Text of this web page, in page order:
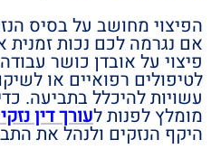
הפיצוי מחושב על בסיס
אם נגרמה לכם נכות זמנית
פיצוי על אובדן כושר
לטיפולים רפואיים או
עשויות להיכלל בתביעה.
מומלץ לפנות לעורך דין
היקף הנזקים ולנהל את